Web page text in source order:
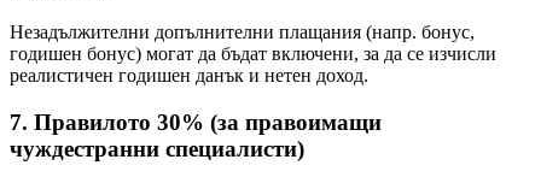
Незадължителни допълнителни плащания (напр. бонус,
годишен бонус) могат да бъдат включени, за да се изчисли
реалистичен годишен данък и нетен доход.
7. Правилото 30% (за правоимащи
чуждестранни специалисти)